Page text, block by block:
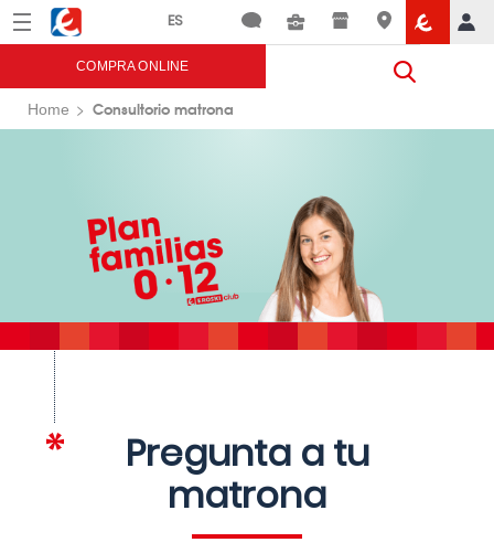
Menú Eroski
COMPRA ONLINE
Home Consultorio matrona
Pregunta a tu
matrona